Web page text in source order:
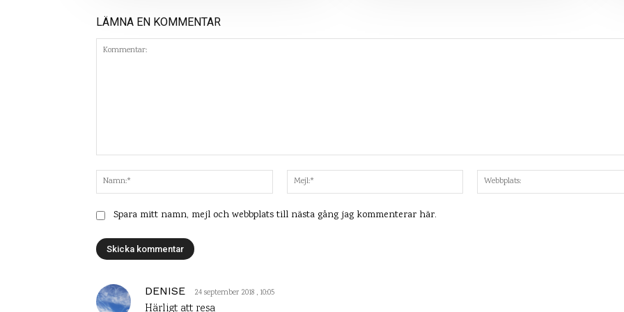
DENISE 24 september 2018 , 10:05
Härligt att resa
LÄMNA EN KOMMENTAR
Namn:*
Mejl:*
Spara mitt namn, mejl och webbplats till nästa gång jag kommenterar här.